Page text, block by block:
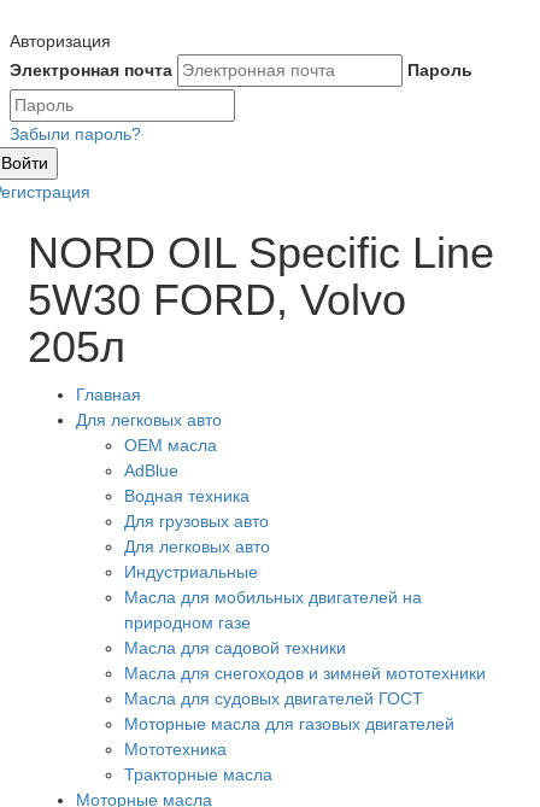
Авторизация
Электронная почта
Пароль
Забыли пароль?
Войти
NORD OIL Specific Line
5W30 FORD, Volvo
205л
Главная
Для легковых авто
OEM масла
АdBlue
Водная техника
Для грузовых авто
Для легковых авто
Индустриальные
Масла для мобильных двигателей на
природном газе
Масла для садовой техники
Масла для снегоходов и зимней мототехники
Масла для судовых двигателей ГОСТ
Моторные масла для газовых двигателей
Мототехника
Тракторные масла
Моторные масла